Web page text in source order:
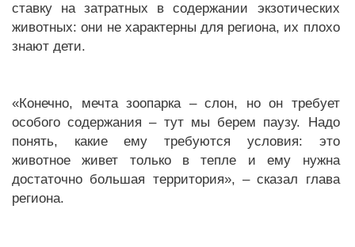
ставку на затратных в содержании экзотических
животных: они не характерны для региона, их плохо
знают дети.
«Конечно, мечта зоопарка – слон, но он требует
особого содержания – тут мы берем паузу. Надо
понять, какие ему требуются условия: это
животное живет только в тепле и ему нужна
достаточно большая территория», – сказал глава
региона.